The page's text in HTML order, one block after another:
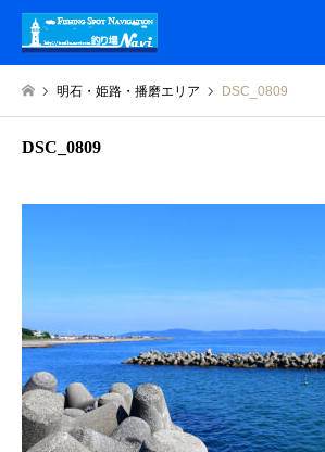
明石・姫路・播磨エリア DSC_0809
DSC_0809